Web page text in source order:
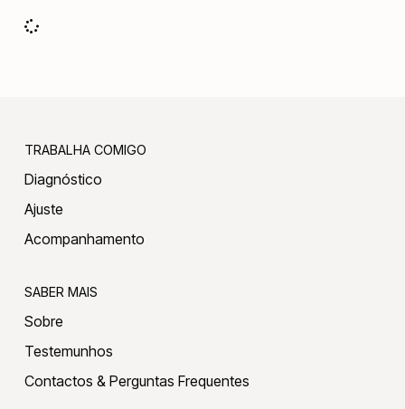
TRABALHA COMIGO
Diagnóstico
Ajuste
Acompanhamento
SABER MAIS
Sobre
Testemunhos
Contactos & Perguntas Frequentes